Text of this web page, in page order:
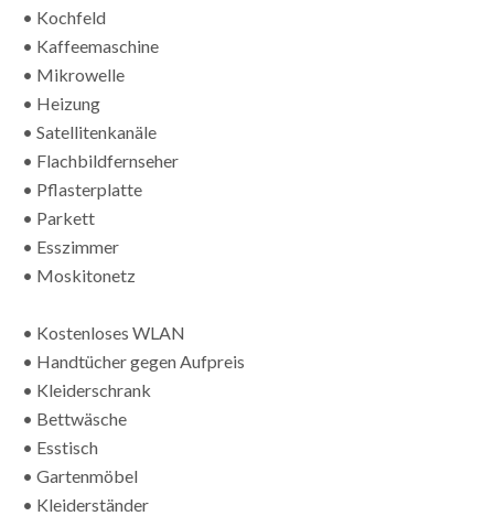
• Kochfeld
• Kaffeemaschine
• Mikrowelle
• Heizung
• Satellitenkanäle
• Flachbildfernseher
• Pflasterplatte
• Parkett
• Esszimmer
• Moskitonetz
• Kostenloses WLAN
• Handtücher gegen Aufpreis
• Kleiderschrank
• Bettwäsche
• Esstisch
• Gartenmöbel
• Kleiderständer